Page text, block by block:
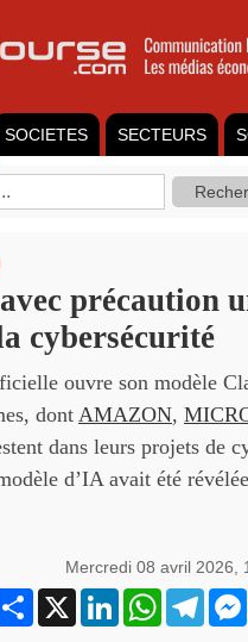
SOCIETES SECTEURS
précaution
cybersécurité
ouvre son modèle
dont AMAZON,
dans leurs projets de
d’IA avait été
Mercredi 08 avril 2026,
Partager
X LinkedInWhatsApp